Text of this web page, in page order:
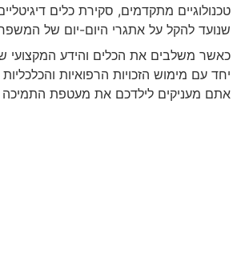
טכנולוגיים מתקדמים, סקירת כלים
שנועד להקל על אתגרי היום-יום של
כאשר משלבים את הכלים והידע המקצועי
יחד עם מימוש הזכויות הרפואיות
אתם מעניקים לילדכם את מעטפת התמיכה